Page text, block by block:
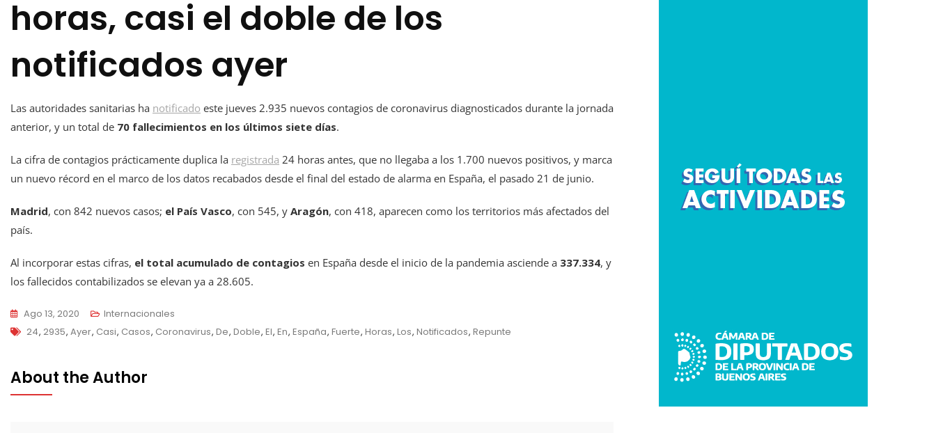
horas, casi el doble de los
notificados ayer
Las autoridades sanitarias ha notificado este jueves 2.935 nuevos contagios de coronavirus diagnosticados durante la jornada
anterior, y un total de 70 fallecimientos en los últimos siete días.
La cifra de contagios prácticamente duplica la registrada 24 horas antes, que no llegaba a los 1.700 nuevos positivos, y marca
un nuevo récord en el marco de los datos recabados desde el final del estado de alarma en España, el pasado 21 de junio.
Madrid, con 842 nuevos casos; el País Vasco, con 545, y Aragón, con 418, aparecen como los territorios más afectados del
país.
Al incorporar estas cifras, el total acumulado de contagios en España desde el inicio de la pandemia asciende a 337.334, y
los fallecidos contabilizados se elevan ya a 28.605.
Ago 13, 2020
Internacionales
Tags
24, 2935, Ayer, Casi, Casos, Coronavirus, De, Doble, El, En, España, Fuerte, Horas, Los, Notificados, Repunte
About the Author